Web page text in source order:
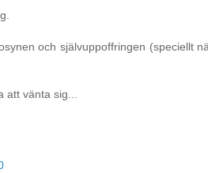
och självuppoffringen (speciellt
vänta sig...